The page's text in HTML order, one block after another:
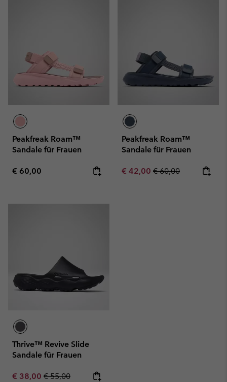
Peakfreak Roam™
Sandale für Frauen
Regular price:
€ 60,00
Peakfreak Roam™
Sandale für Frauen
Sale price:
€ 42,00 Regular price:
€ 60,00
Thrive™ Revive Slide
Sandale für Frauen
Sale price:
€ 38,00 Regular price:
€ 55,00